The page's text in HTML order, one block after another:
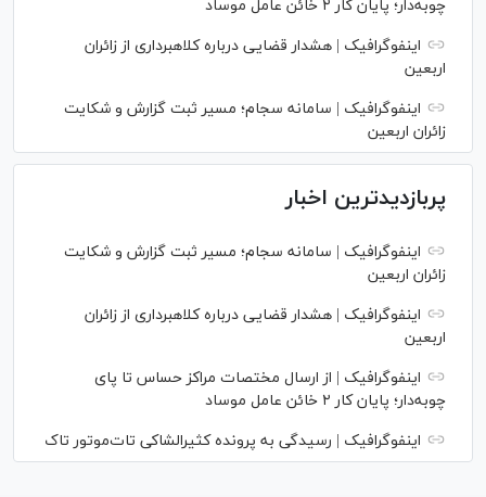
چوبه‌دار؛ پایان کار ۲ خائن عامل موساد
اینفوگرافیک | هشدار قضایی درباره کلاهبرداری از زائران
اربعین
اینفوگرافیک | سامانه سجام؛ مسیر ثبت گزارش و شکایت
زائران اربعین
پربازدیدترین اخبار
اینفوگرافیک | سامانه سجام؛ مسیر ثبت گزارش و شکایت
زائران اربعین
اینفوگرافیک | هشدار قضایی درباره کلاهبرداری از زائران
اربعین
اینفوگرافیک | از ارسال مختصات مراکز حساس تا پای
چوبه‌دار؛ پایان کار ۲ خائن عامل موساد
اینفوگرافیک | رسیدگی به پرونده کثیرالشاکی تات‌موتور تاک